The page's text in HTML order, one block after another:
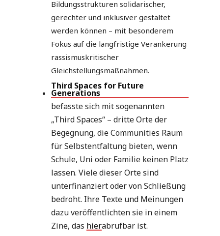
Bildungsstrukturen solidarischer,
gerechter und inklusiver gestaltet
werden können – mit besonderem
Fokus auf die langfristige Verankerung
rassismuskritischer
Gleichstellungsmaßnahmen.
Third Spaces for Future
Generations
befasste sich mit sogenannten
„Third Spaces“ – dritte Orte der
Begegnung, die Communities Raum
für Selbstentfaltung bieten, wenn
Schule, Uni oder Familie keinen Platz
lassen. Viele dieser Orte sind
unterfinanziert oder von Schließung
bedroht. Ihre Texte und Meinungen
dazu veröffentlichten sie in einem
Zine, das hierabrufbar ist.